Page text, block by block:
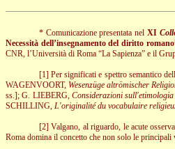
* Comunicazione presentata nel XI
Necessità dell’insegnamento del diritto
CNR, l’Università di Roma “La Sapienza” e il
[1] Per significati e spettro semantico
WAGENVOORT, Wesenzüge altrömischer
ss.];G. LIEBERG, Considerazioni
SCHILLING, L'originalité du vocabulaire
[2] Valgano, al riguardo, le acute
Roma domina il concetto che non solo le